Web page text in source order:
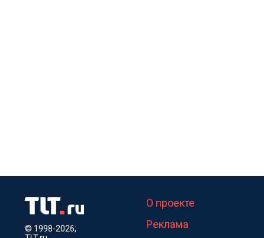
© 1998-2026,
О проекте
Реклама